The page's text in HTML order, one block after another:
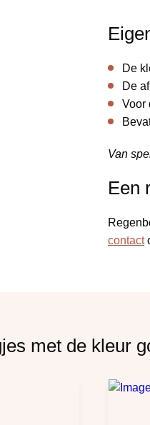
De
De
Voor
Van
Een
contact
met de kleur